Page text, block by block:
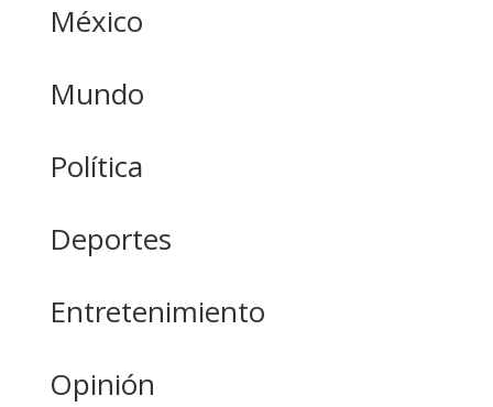
México
Mundo
Política
Deportes
Entretenimiento
Opinión